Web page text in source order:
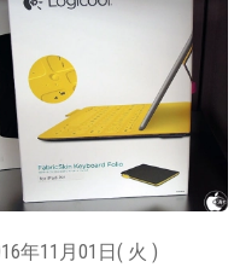
年11月01日( 火 )